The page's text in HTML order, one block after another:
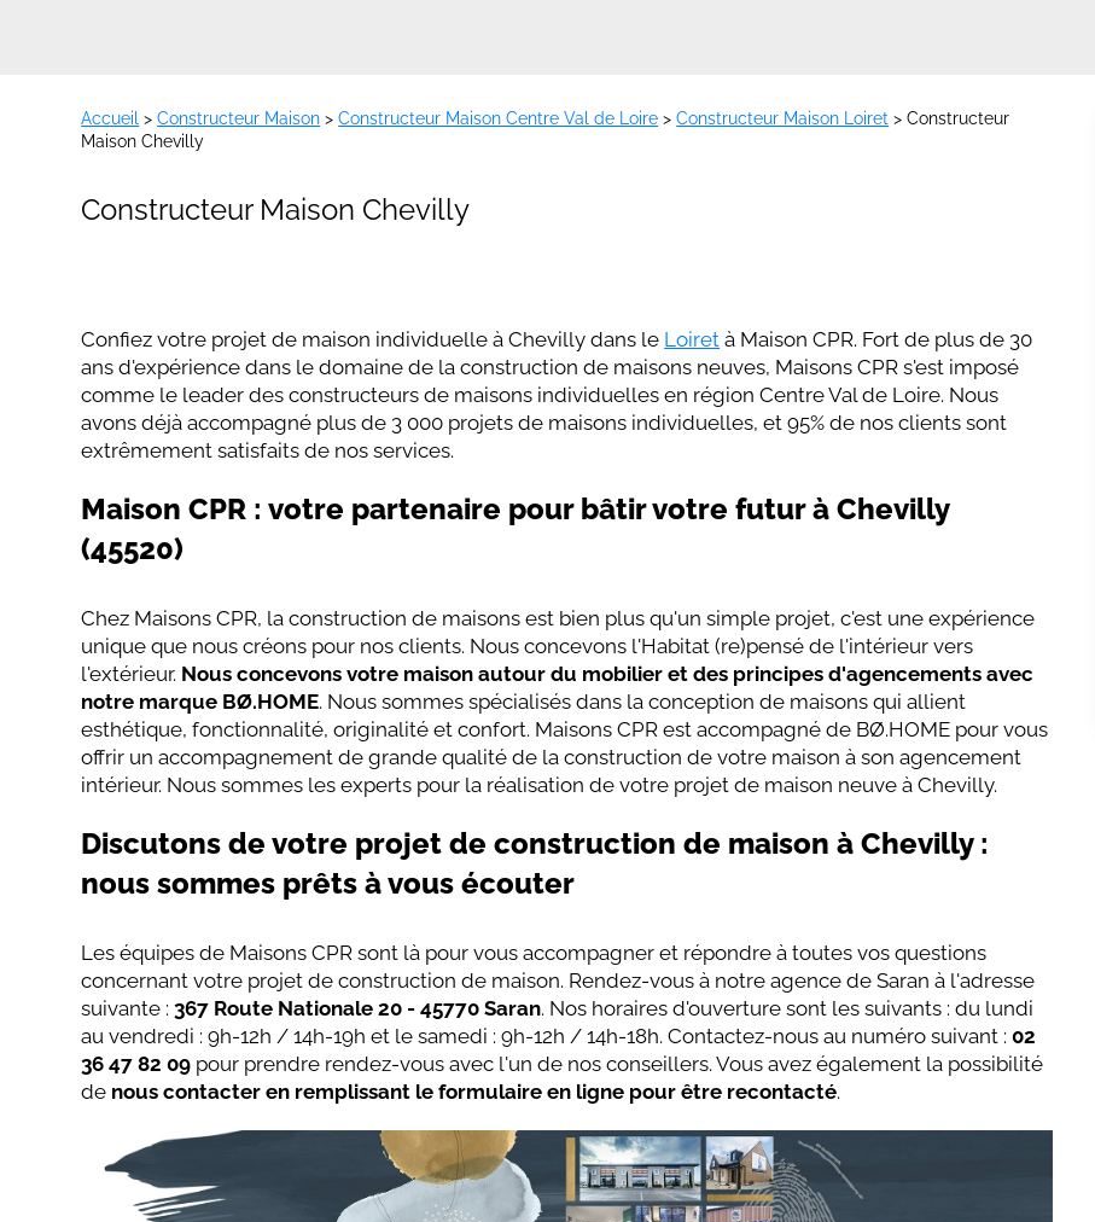
Accueil >Constructeur Maison >Constructeur Maison Centre Val de Loire >Constructeur Maison Loiret >Constructeur
Maison Chevilly
Constructeur Maison Chevilly
Confiez votre projet de maison individuelle à Chevilly dans le Loiret à Maison CPR. Fort de plus de 30
ans d'expérience dans le domaine de la construction de maisons neuves, Maisons CPR s'est imposé
comme le leader des constructeurs de maisons individuelles en région Centre Val de Loire. Nous
avons déjà accompagné plus de 3 000 projets de maisons individuelles, et 95% de nos clients sont
extrêmement satisfaits de nos services.
Maison CPR : votre partenaire pour bâtir votre futur à Chevilly
(45520)
​​Chez Maisons CPR, la construction de maisons est bien plus qu'un simple projet, c'est une expérience
unique que nous créons pour nos clients. Nous concevons l'Habitat (re)pensé de l'intérieur vers
l'extérieur. Nous concevons votre maison autour du mobilier et des principes d'agencements avec
notre marque BØ.HOME. Nous sommes spécialisés dans la conception de maisons qui allient
esthétique, fonctionnalité, originalité et confort. Maisons CPR est accompagné de BØ.HOME pour vous
offrir un accompagnement de grande qualité de la construction de votre maison à son agencement
intérieur. Nous sommes les experts pour la réalisation de votre projet de maison neuve à Chevilly.
Discutons de votre projet de construction de maison à Chevilly :
nous sommes prêts à vous écouter
Les équipes de Maisons CPR sont là pour vous accompagner et répondre à toutes vos questions
concernant votre projet de construction de maison. Rendez-vous à notre agence de Saran à l'adresse
suivante :367 Route Nationale 20 - 45770 Saran. Nos horaires d'ouverture sont les suivants : du lundi
au vendredi : 9h-12h / 14h-19h et le samedi : 9h-12h / 14h-18h. Contactez-nous au numéro suivant :02
36 47 82 09 pour prendre rendez-vous avec l'un de nos conseillers. Vous avez également la possibilité
de nous contacter en remplissant le formulaire en ligne pour être recontacté.